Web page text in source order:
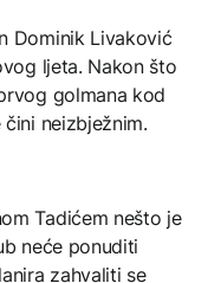
Dominik Livaković
ljeta. Nakon što
golmana kod
neizbježnim.
Tadićem nešto je
neće ponuditi
zahvaliti se